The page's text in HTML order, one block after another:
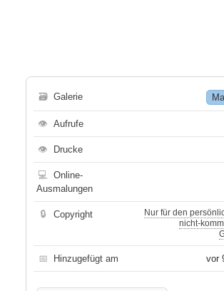
🗃 Galerie
👁 Aufrufe
👁 Drucke
💻
Online-
Ausmalungen
🔒 Copyright
Nur für den
nicht-
📅 Hinzugefügt am vor